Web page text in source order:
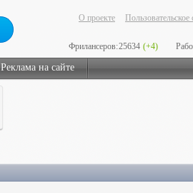
О проекте
Фрилансеров:25634 (+4)
Реклама на сайте